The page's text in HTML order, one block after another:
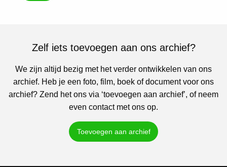
Zelf iets toevoegen aan ons archief?
We zijn altijd bezig met het verder ontwikkelen van ons
archief. Heb je een foto, film, boek of document voor ons
archief? Zend het ons via ‘toevoegen aan archief’, of neem
even contact met ons op.
Toevoegen aan archief